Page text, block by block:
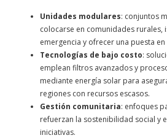
Unidades modulares: conjuntos
colocarse en comunidades rurales,
emergencia y ofrecer una puesta
Tecnologías de bajo costo:
emplean filtros avanzados y
mediante energía solar para
regiones con recursos escasos.
Gestión comunitaria: enfoques
refuerzan la sostenibilidad social y
iniciativas.